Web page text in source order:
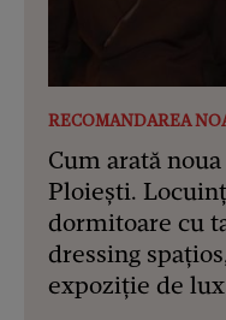
RECOMANDAREA
Cum arată
Ploiești.
dormitoare cu
dressing
expoziție de lux